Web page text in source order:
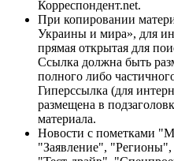
Корреспондент.net.
При копировании
Украины и мира», для
прямая открытая для
Ссылка должна быть
полного либо
Гиперссылка (для
размещена в
материала.
Новости с пометками
"Заявление",